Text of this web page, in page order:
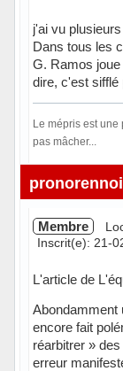
j'ai vu
Dans tous les
G. Ramos
dire, c'est sifflé
Le mépris est
pas mâcher...
Hors ligne
Membre
Inscrit(e): 21-
L'article de
Abondamment
encore fait
réarbitrer »
erreur